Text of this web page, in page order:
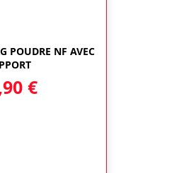
POUDRE NF AVEC
€